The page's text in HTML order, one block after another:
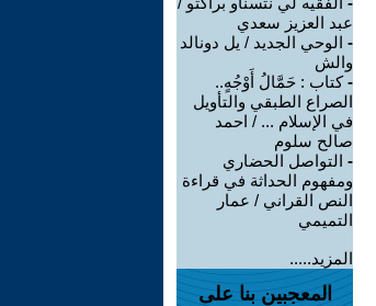
عبد العزيز سعدي
- الوحي الجديد / يل دونالد
والش
-كتاب : حَمَّالُ أَوْجُهٍ..
الصراع الطبقي والتأويل
في الإسلام ... / احمد
صالح سلوم
- التواصل الحضاري
ومفهوم الحداثة في قراءة
النص القراني / عمار
التميمي
المزيد.....
المعجبين بنا على